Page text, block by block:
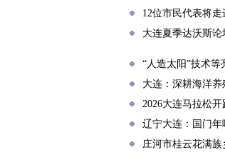
12位市民代表将
大连夏季达沃斯
“人造太阳”技术
大连：深耕海洋养
2026大连马拉松开
辽宁大连：国门年
庄河市桂云花满